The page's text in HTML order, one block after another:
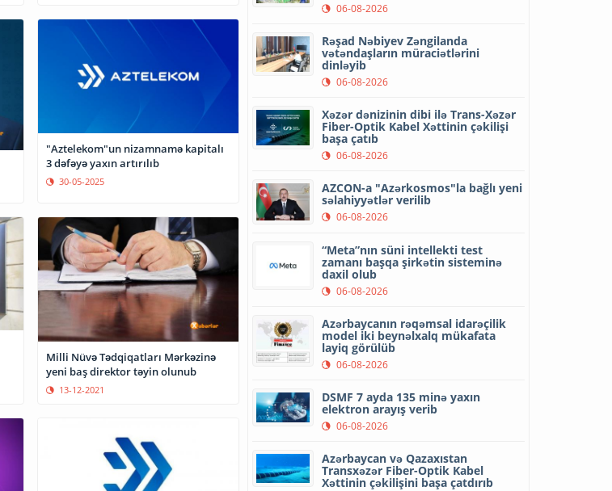
"Aztelekom"un nizamnamə kapitalı
3 dəfəyə yaxın artırılıb
30-05-2025
Milli Nüvə Tədqiqatları Mərkəzinə
yeni baş direktor təyin olunub
13-12-2021
06-08-2026
Rəşad Nəbiyev Zəngilanda
vətəndaşların müraciətlərini
dinləyib
06-08-2026
Xəzər dənizinin dibi ilə Trans-Xəzər
Fiber-Optik Kabel Xəttinin çəkilişi
başa çatıb
06-08-2026
AZCON-a "Azərkosmos"la bağlı yeni
səlahiyyətlər verilib
06-08-2026
“Meta”nın süni intellekti test
zamanı başqa şirkətin sisteminə
daxil olub
06-08-2026
Azərbaycanın rəqəmsal idarəçilik
model iki beynəlxalq mükafata
layiq görülüb
06-08-2026
DSMF 7 ayda 135 minə yaxın
elektron arayış verib
06-08-2026
Azərbaycan və Qazaxıstan
Transxəzər Fiber-Optik Kabel
Xəttinin çəkilişini başa çatdırıb